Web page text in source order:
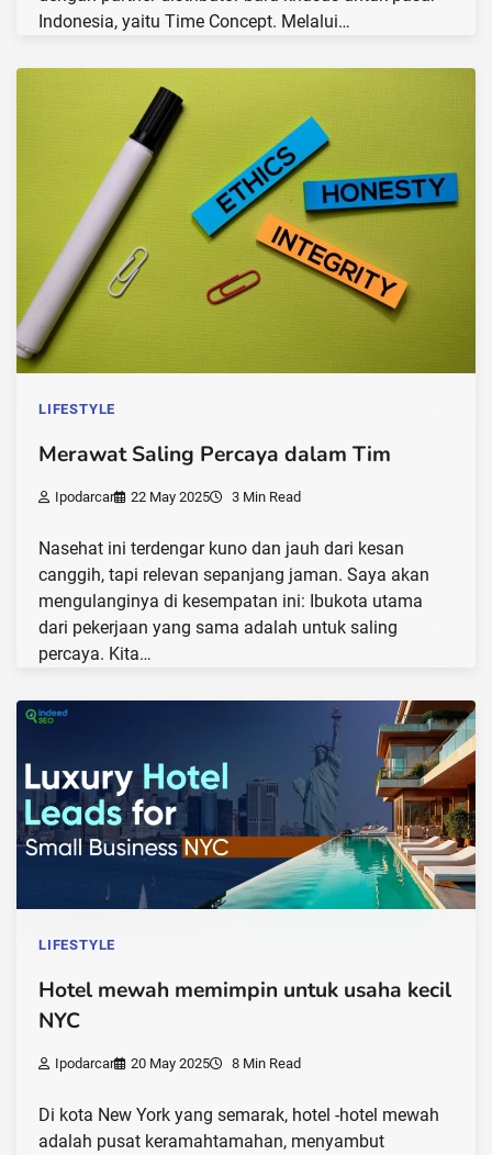
Indonesia, yaitu Time Concept. Melalui…
LIFESTYLE
Merawat Saling Percaya dalam Tim
Ipodarcar 22 May 2025 3 Min Read
Nasehat ini terdengar kuno dan jauh dari kesan
canggih, tapi relevan sepanjang jaman. Saya akan
mengulanginya di kesempatan ini: Ibukota utama
dari pekerjaan yang sama adalah untuk saling
percaya. Kita…
LIFESTYLE
Hotel mewah memimpin untuk usaha kecil
NYC
Ipodarcar 20 May 2025 8 Min Read
Di kota New York yang semarak, hotel -hotel mewah
adalah pusat keramahtamahan, menyambut